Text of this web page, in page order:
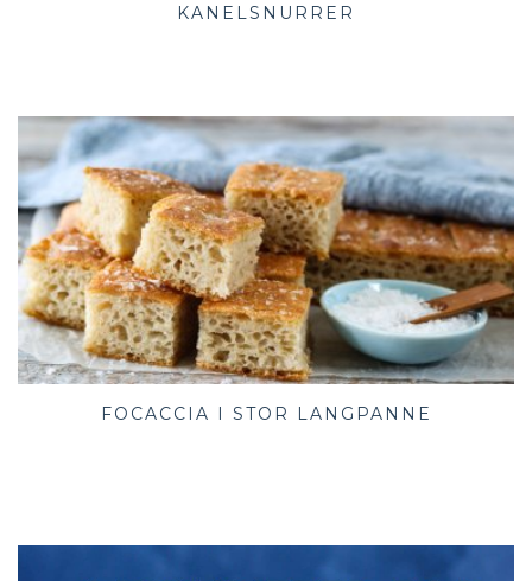
KANELSNURRER
FOCACCIA I STOR LANGPANNE